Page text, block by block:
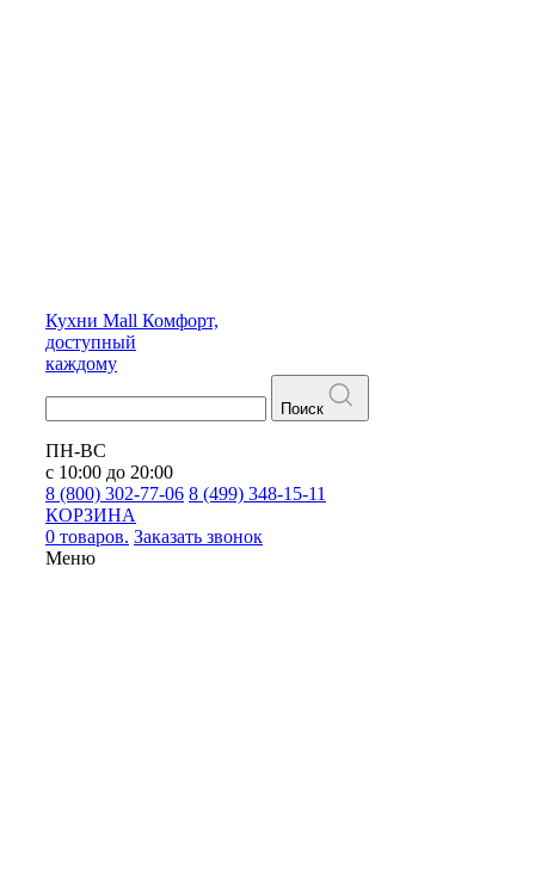
Кухни Mall Комфорт,
доступный
каждому
Поиск
ПН-ВС
с 10:00 до 20:00
8 (800) 302-77-06 8 (499) 348-15-11
КОРЗИНА
0 товаров. Заказать звонок
Меню